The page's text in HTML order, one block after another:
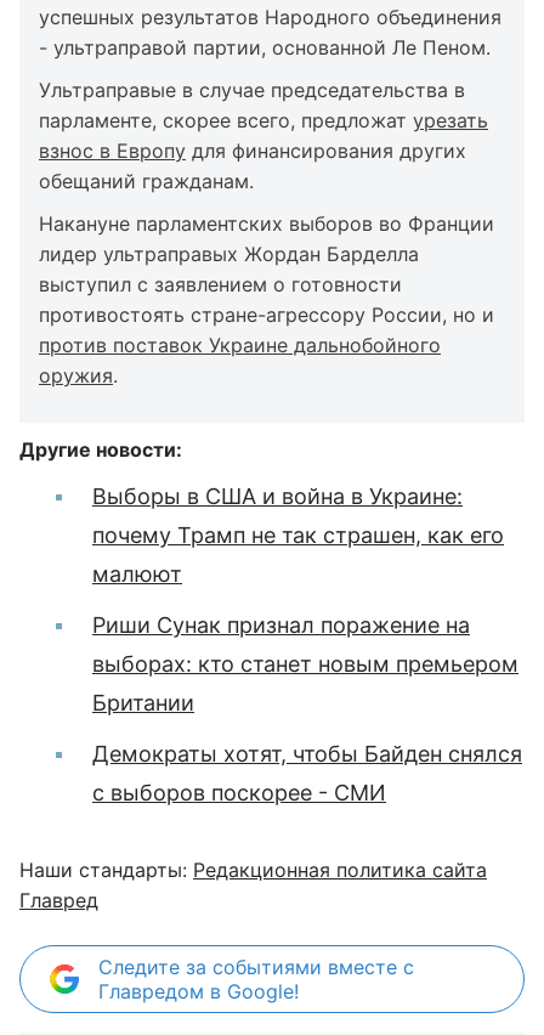
успешных результатов Народного объединения
- ультраправой партии, основанной Ле Пеном.
Ультраправые в случае председательства в
парламенте, скорее всего, предложат урезать
взнос в Европу для финансирования других
обещаний гражданам.
Накануне парламентских выборов во Франции
лидер ультраправых Жордан Барделла
выступил с заявлением о готовности
противостоять стране-агрессору России, но и
против поставок Украине дальнобойного
оружия.
Другие новости:
Выборы в США и война в Украине:
почему Трамп не так страшен, как его
малюют
Риши Сунак признал поражение на
выборах: кто станет новым премьером
Британии
Демократы хотят, чтобы Байден снялся
с выборов поскорее - СМИ
Наши стандарты: Редакционная политика сайта
Главред
Следите за событиями вместе с
Главредом в Google!